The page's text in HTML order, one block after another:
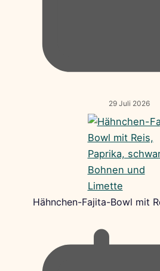
29 Juli 2026
Hähnchen-Fajita-Bowl mit